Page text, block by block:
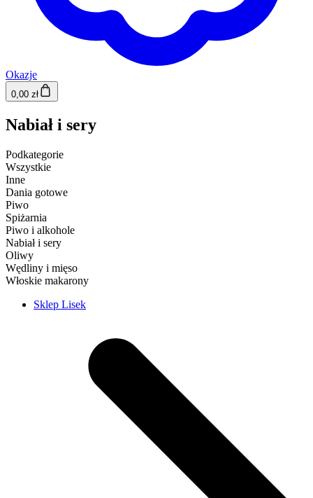
Okazje
0,00 zł
Nabiał i sery
Podkategorie
Wszystkie
Inne
Dania gotowe
Piwo
Spiżarnia
Piwo i alkohole
Nabiał i sery
Oliwy
Wędliny i mięso
Włoskie makarony
Sklep Lisek